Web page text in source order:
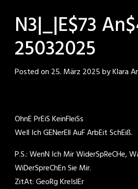
N3|_|E$73
25032025
Posted on 25. März 2025byKlara
OhnE PrEiS KeinFleiSs
WeIl Ich GENerEll AuF ArbEit SchEiß.
P.S.: WenN Ich Mir WiderSpReCHe,
WiDerSpreChEn Sie Mir.
ZitAt: GeoRg KreIslEr